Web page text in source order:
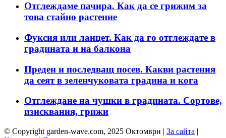
Отглеждаме пачира. Как да се грижим за
това стайно растение
Фуксия или ланцет. Как да го отглеждате в
градината и на балкона
Преден и последващ посев. Какви растения
да сеят в зеленчуковата градина и кога
Отглеждане на чушки в градината. Сортове,
изисквания, грижи
© Copyright garden-wave.com, 2025 Октомври | За сайта |